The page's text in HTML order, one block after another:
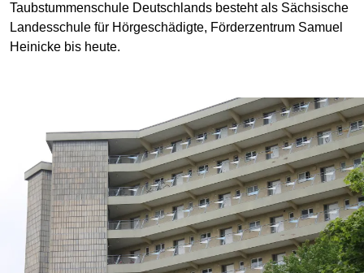
Taubstummenschule Deutschlands besteht als Sächsische
Landesschule für Hörgeschädigte, Förderzentrum Samuel
Heinicke bis heute.